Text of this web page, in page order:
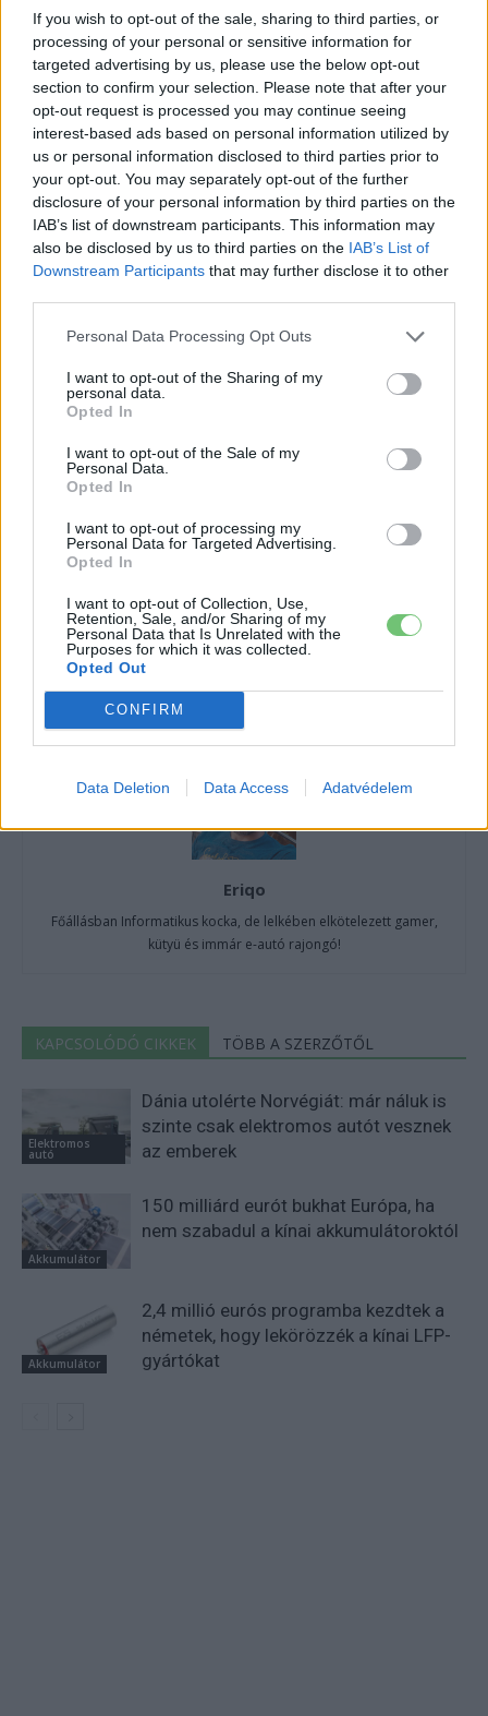
If you wish to opt-out of the sale, sharing to third parties, or
processing of your personal or sensitive information for
targeted advertising by us, please use the below opt-out
section to confirm your selection. Please note that after your
opt-out request is processed you may continue seeing
interest-based ads based on personal information utilized by
us or personal information disclosed to third parties prior to
your opt-out. You may separately opt-out of the further
disclosure of your personal information by third parties on the
IAB’s list of downstream participants. This information may
also be disclosed by us to third parties on the IAB’s List of
Downstream Participants that may further disclose it to other
Personal Data Processing Opt Outs
I want to opt-out of the Sharing of my
personal data.
Opted In
I want to opt-out of the Sale of my
Personal Data.
Opted In
I want to opt-out of processing my
Personal Data for Targeted Advertising.
Opted In
I want to opt-out of Collection, Use,
Retention, Sale, and/or Sharing of my
Personal Data that Is Unrelated with the
Purposes for which it was collected.
Opted Out
CONFIRM
Data Deletion Data Access Adatvédelem
Kövesd az e-cars.hu-t a Facebookon is, további
CÍMKÉK eCMP padlólemez
Opel Corsa-e opel mokka-e stellantis
Eriqo
Főállásban Informatikus kocka, de lelkében elkötelezett gamer,
kütyü és immár e-autó rajongó!
KAPCSOLÓDÓ CIKKEK TÖBB A SZERZŐTŐL
Elektromos
autó
Dánia utolérte Norvégiát: már náluk is
szinte csak elektromos autót vesznek
az emberek
Akkumulátor
150 milliárd eurót bukhat Európa, ha
nem szabadul a kínai akkumulátoroktól
Akkumulátor
2,4 millió eurós programba kezdtek a
németek, hogy lekörözzék a kínai LFP-
gyártókat